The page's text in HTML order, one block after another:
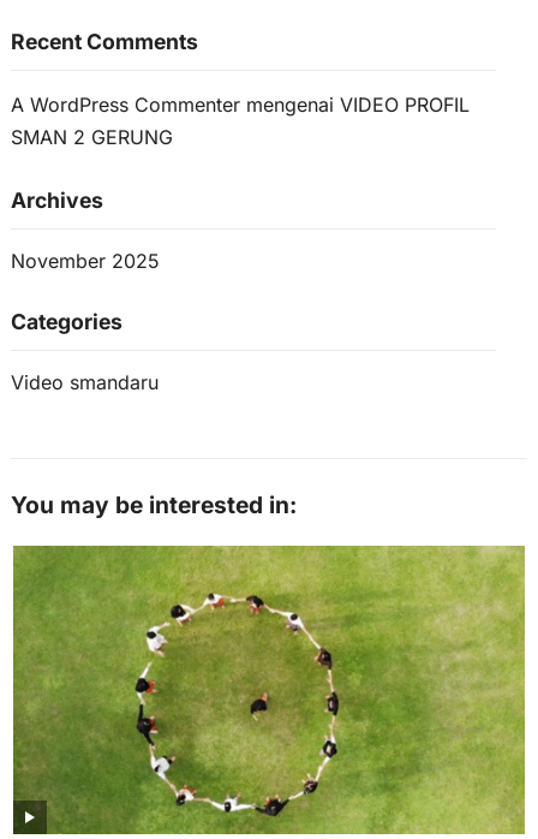
Recent Comments
A WordPress Commentermengenai VIDEO PROFIL
SMAN 2 GERUNG
Archives
November 2025
Categories
Video smandaru
You may be interested in: